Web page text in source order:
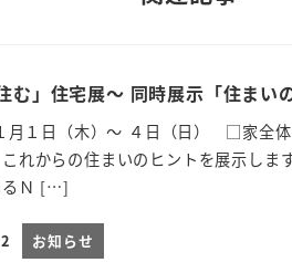
む」住宅展～ 同時展示「住まい
月１日（木）～ ４日（日） □家全体
これからの住まいのヒントを展示し
るＮ […]
お知らせ